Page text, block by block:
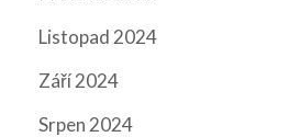
Listopad 2024
Září 2024
Srpen 2024